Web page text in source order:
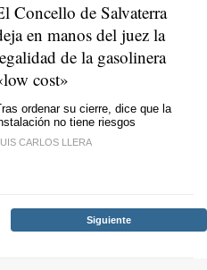
Concello de Salvaterra
en manos del juez la
de la gasolinera
cost»
ordenar su cierre, dice que la
no tiene riesgos
CARLOS LLERA
Siguiente